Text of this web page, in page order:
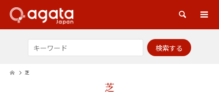
検索
芝
芝